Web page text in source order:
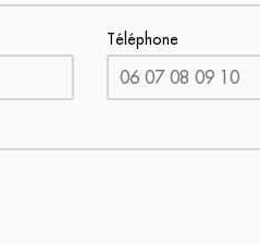
Téléphone